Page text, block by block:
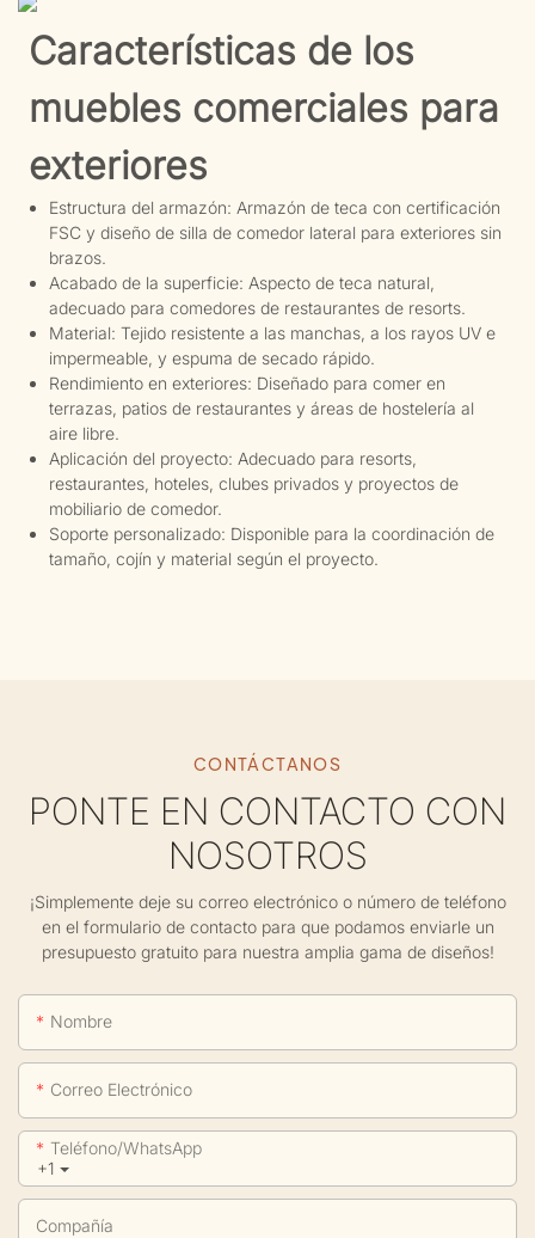
Características de los
muebles comerciales para
exteriores
Estructura del armazón: Armazón de teca con certificación
FSC y diseño de silla de comedor lateral para exteriores sin
brazos.
Acabado de la superficie: Aspecto de teca natural,
adecuado para comedores de restaurantes de resorts.
Material: Tejido resistente a las manchas, a los rayos UV e
impermeable, y espuma de secado rápido.
Rendimiento en exteriores: Diseñado para comer en
terrazas, patios de restaurantes y áreas de hostelería al
aire libre.
Aplicación del proyecto: Adecuado para resorts,
restaurantes, hoteles, clubes privados y proyectos de
mobiliario de comedor.
Soporte personalizado: Disponible para la coordinación de
tamaño, cojín y material según el proyecto.
CONTÁCTANOS
PONTE EN CONTACTO CON
NOSOTROS
¡Simplemente deje su correo electrónico o número de teléfono
en el formulario de contacto para que podamos enviarle un
presupuesto gratuito para nuestra amplia gama de diseños!
Nombre
Correo Electrónico
+1
Teléfono/WhatsApp
Compañía